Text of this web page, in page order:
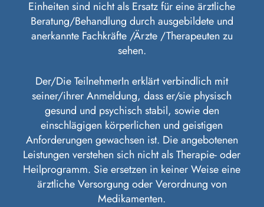
Einheiten sind nicht als Ersatz für eine ärztliche
Beratung/Behandlung durch ausgebildete und
anerkannte Fachkräfte /Ärzte /Therapeuten zu
sehen.
Der/Die TeilnehmerIn erklärt verbindlich mit
seiner/ihrer Anmeldung, dass er/sie physisch
gesund und psychisch stabil, sowie den
einschlägigen körperlichen und geistigen
Anforderungen gewachsen ist. Die angebotenen
Leistungen verstehen sich nicht als Therapie- oder
Heilprogramm. Sie ersetzen in keiner Weise eine
ärztliche Versorgung oder Verordnung von
Medikamenten.